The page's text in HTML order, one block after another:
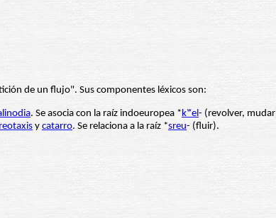
de un flujo". Sus componentes léxicos son:
. Se asocia con la raíz indoeuropea *kʷel- (revolver,
reotaxis y catarro. Se relaciona a la raíz *sreu- (fluir).